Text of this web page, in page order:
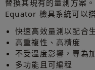
替換其現有的量測方案。
Equator 檢具系統可以
快速高效量測以配合
高重複性、高精度
不受溫度影響，專為
多功能且可編程